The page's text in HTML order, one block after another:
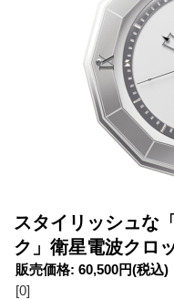
スタイリッシュな
ク」衛星電波クロ
販売価格: 60,500円(税込)
[0]